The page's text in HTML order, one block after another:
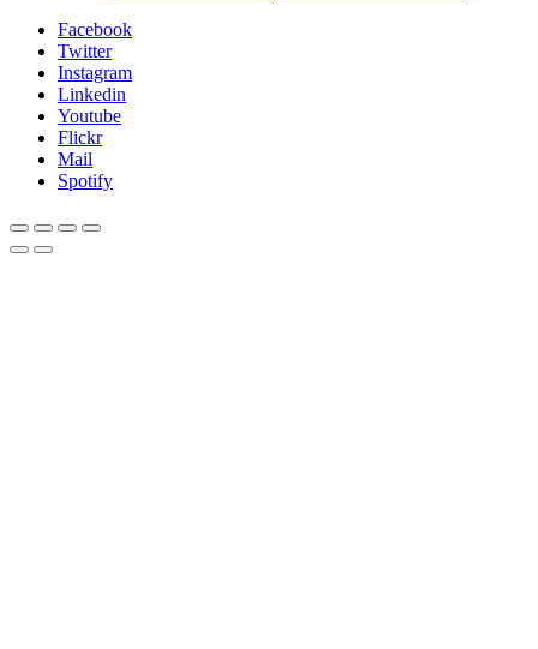
Facebook
Twitter
Instagram
Linkedin
Youtube
Flickr
Mail
Spotify